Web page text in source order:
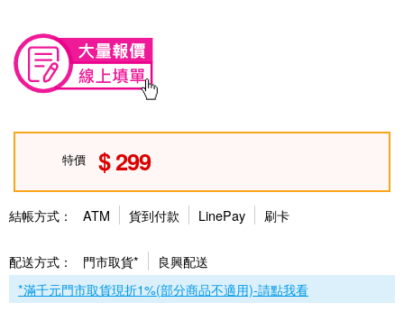
特價 299
結帳方式： ATM 貨到付款 LinePay 刷卡
配送方式： 門市取貨*
良興配送
*滿千元門市取貨現折1%(部分商品不適用)-請點我看